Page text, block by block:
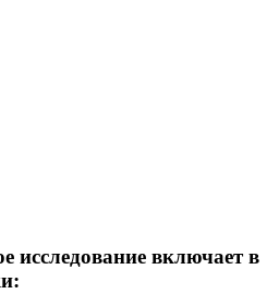
исследование включает в